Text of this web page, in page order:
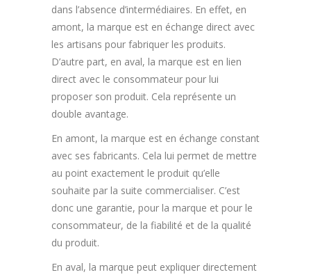
dans l’absence d’intermédiaires. En effet, en
amont, la marque est en échange direct avec
les artisans pour fabriquer les produits.
D’autre part, en aval, la marque est en lien
direct avec le consommateur pour lui
proposer son produit. Cela représente un
double avantage.
En amont, la marque est en échange constant
avec ses fabricants. Cela lui permet de mettre
au point exactement le produit qu’elle
souhaite par la suite commercialiser. C’est
donc une garantie, pour la marque et pour le
consommateur, de la fiabilité et de la qualité
du produit.
En aval, la marque peut expliquer directement